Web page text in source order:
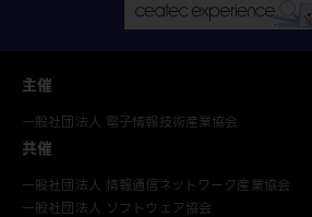
主催
一般社団法人 電子情報技術産業協会
共催
一般社団法人 情報通信ネットワーク産業協会
一般社団法人 ソフトウェア協会